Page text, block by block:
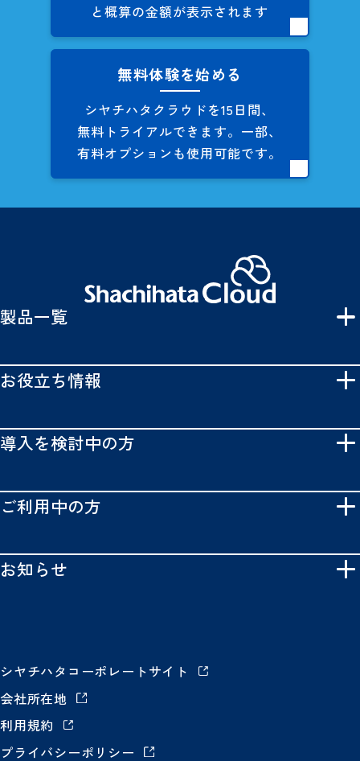
と概算の金額が表示されます
無料体験を始める
シヤチハタクラウドを15日間、
無料トライアルできます。 一部、
有料オプションも使用可能です。
製品一覧
お役立ち情報
導入を検討中の方
ご利用中の方
お知らせ
シヤチハタコーポレートサイト
会社所在地
利用規約
プライバシーポリシー